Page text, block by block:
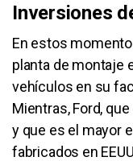
Inversiones
En estos
planta de montaje
vehículos en su
Mientras, Ford,
y que es el mayor
fabricados en